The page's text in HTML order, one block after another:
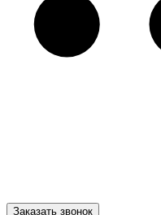
Заказать звонок